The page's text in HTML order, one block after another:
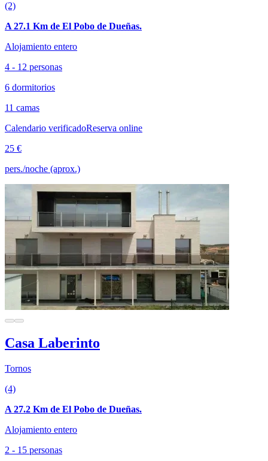
(2)
A 27.1 Km de El Pobo de Dueñas.
Alojamiento entero
4 - 12 personas
6 dormitorios
11 camas
Calendario verificadoReserva online
25 €
pers./noche (aprox.)
Casa Laberinto
Tornos
(4)
A 27.2 Km de El Pobo de Dueñas.
Alojamiento entero
2 - 15 personas